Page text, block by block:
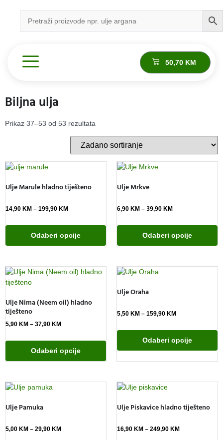
50,70 KM
Biljna ulja
Prikaz 37–53 od 53 rezultata
Ulje Marule hladno tiješteno
14,90 KM – 199,90 KM
Odaberi opcije
Ulje Mrkve
6,90 KM – 39,90 KM
Odaberi opcije
Ulje Nima (Neem oil) hladno
tiješteno
5,90 KM – 37,90 KM
Odaberi opcije
Ulje Oraha
5,50 KM – 159,90 KM
Odaberi opcije
Ulje Pamuka
5,00 KM – 29,90 KM
Ulje Piskavice hladno tiješteno
16,90 KM – 249,90 KM